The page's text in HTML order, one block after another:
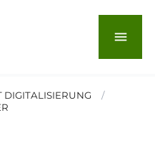
menu
DIGITALISIERUNG
Mitarbeiter
Tipps und